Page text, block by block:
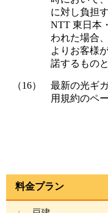
に対し負担
NTT 東日本
われた場合
よりお客様
諾するもの
（16）
最新の光ギ
用規約のペ
料金プラン